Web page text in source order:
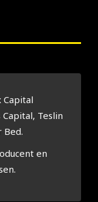
Capital
Teslin
Bed.
en